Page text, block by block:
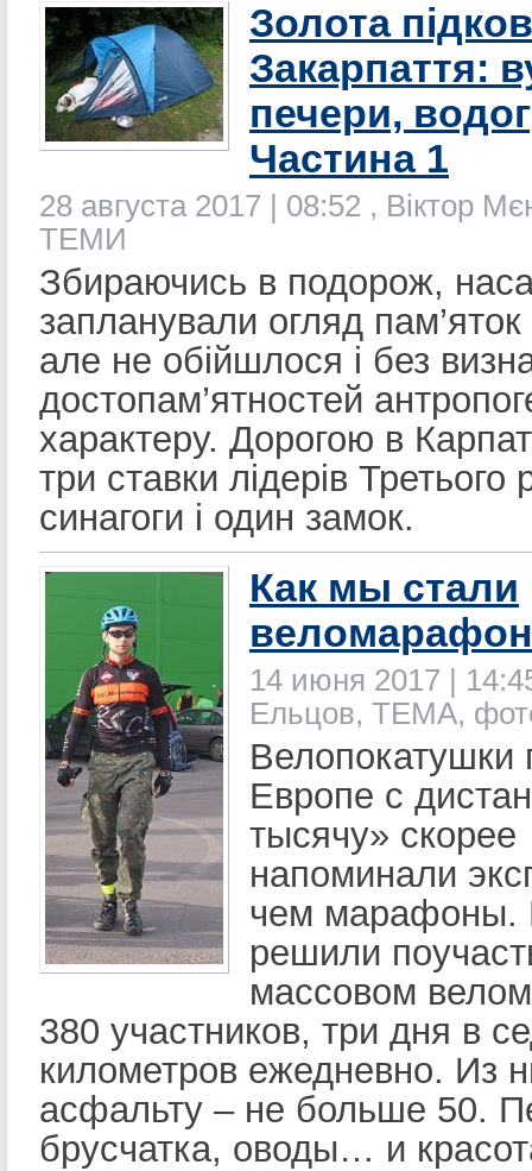
Золота
Закарпаття:
печери,
Частина 1
28 августа 2017 | 08:52 , Віктор
ТЕМИ
Збираючись в подорож,
запланували огляд
але не обійшлося і без
достопам’ятностей
характеру. Дорогою в
три ставки лідерів Третього
синагоги і один замок.
Как мы стали
14 июня 2017 |
Ельцов, ТЕМА,
Велопокатушки
Европе с
тысячу» скорее
напоминали
чем марафоны.
решили
массовом
380 участников, три дня в
километров ежедневно. Из
асфальту – не больше 50.
брусчатка, оводы… и